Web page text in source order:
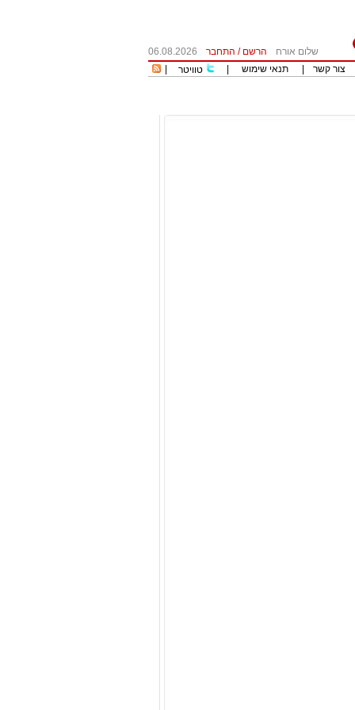
שלום אורח הרשם / התחבר
06.08.2026
צור קשר תנאי שימוש טוויטר